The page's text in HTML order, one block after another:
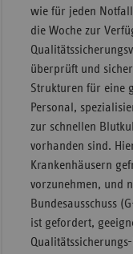
wie für jeden
die Woche zur
überprüft und
Strukturen für eine
Personal,
zur schnellen
vorhanden sind.
Krankenhäusern
vorzunehmen, und
Bundesausschuss
ist gefordert,